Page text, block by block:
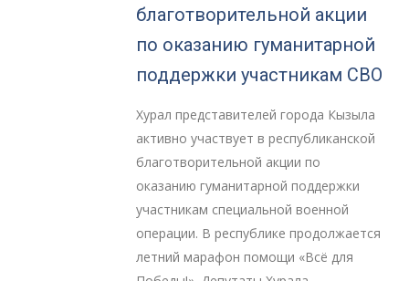
благотворительной акции
по оказанию гуманитарной
поддержки участникам СВО
Хурал представителей города Кызыла
активно участвует в республиканской
благотворительной акции по
оказанию гуманитарной поддержки
участникам специальной военной
операции. В республике продолжается
летний марафон помощи «Всё для